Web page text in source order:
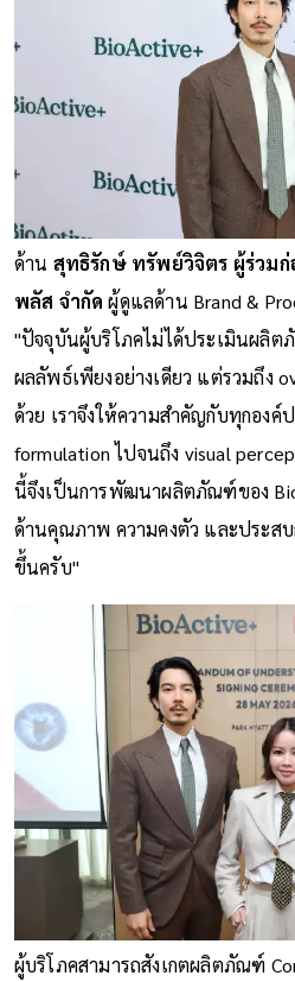
ด้าน สุทธิรักษ์ ทรัพย์วิจิตร ผู้ร่วม
พลัส จำกัด ผู้ดูแลด้าน Brand &
"ปัจจุบันผู้บริโภคไม่ได้ประเมินผลิ
ผลลัพธ์เพียงอย่างเดียว แต่รวมถึง
ด้วย เราจึงให้ความสำคัญกับทุกอง
formulation ไปจนถึง visual
นี้จึงเป็นการพัฒนาผลิตภัณฑ์ของ
ด้านคุณภาพ ความคงตัว และประส
ขึ้นครับ"
ผู้บริโภคสามารถสังเกตผลิตภัณฑ์